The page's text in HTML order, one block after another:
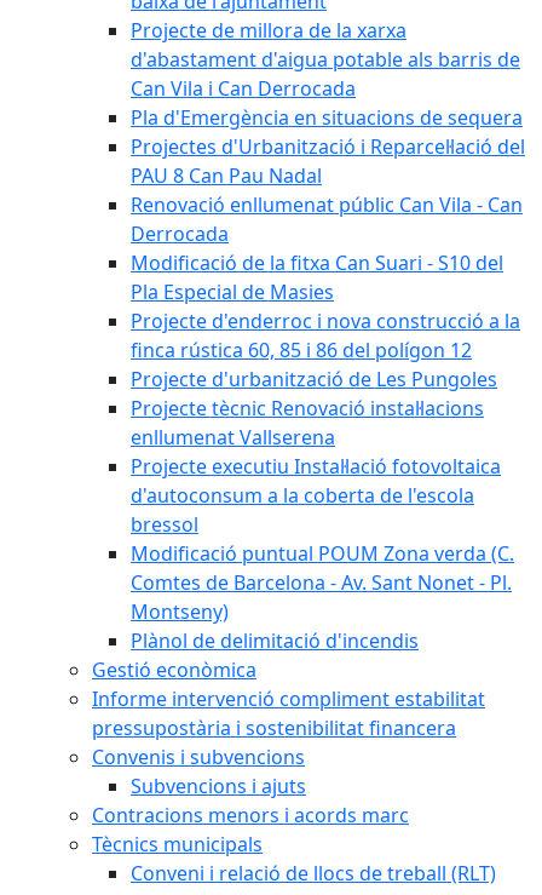
Projecte de millora de la xarxa
d'abastament d'aigua potable als barris de
Can Vila i Can Derrocada
Pla d'Emergència en situacions de sequera
Projectes d'Urbanització i Reparcel·lació del
PAU 8 Can Pau Nadal
Renovació enllumenat públic Can Vila - Can
Derrocada
Modificació de la fitxa Can Suari - S10 del
Pla Especial de Masies
Projecte d'enderroc i nova construcció a la
finca rústica 60, 85 i 86 del polígon 12
Projecte d'urbanització de Les Pungoles
Projecte tècnic Renovació instal·lacions
enllumenat Vallserena
Projecte executiu Instal·lació fotovoltaica
d'autoconsum a la coberta de l'escola
bressol
Modificació puntual POUM Zona verda (C.
Comtes de Barcelona - Av. Sant Nonet - Pl.
Montseny)
Plànol de delimitació d'incendis
Gestió econòmica
Informe intervenció compliment estabilitat
pressupostària i sostenibilitat financera
Convenis i subvencions
Subvencions i ajuts
Contracions menors i acords marc
Tècnics municipals
Conveni i relació de llocs de treball (RLT)